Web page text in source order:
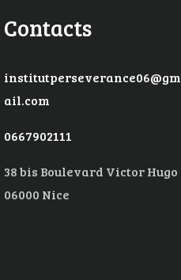
Contacts
institutperseverance06@gm
ail.com
0667902111
38 bis Boulevard Victor Hugo
06000 Nice